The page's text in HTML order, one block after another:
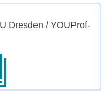
Dresden / YOUProf-